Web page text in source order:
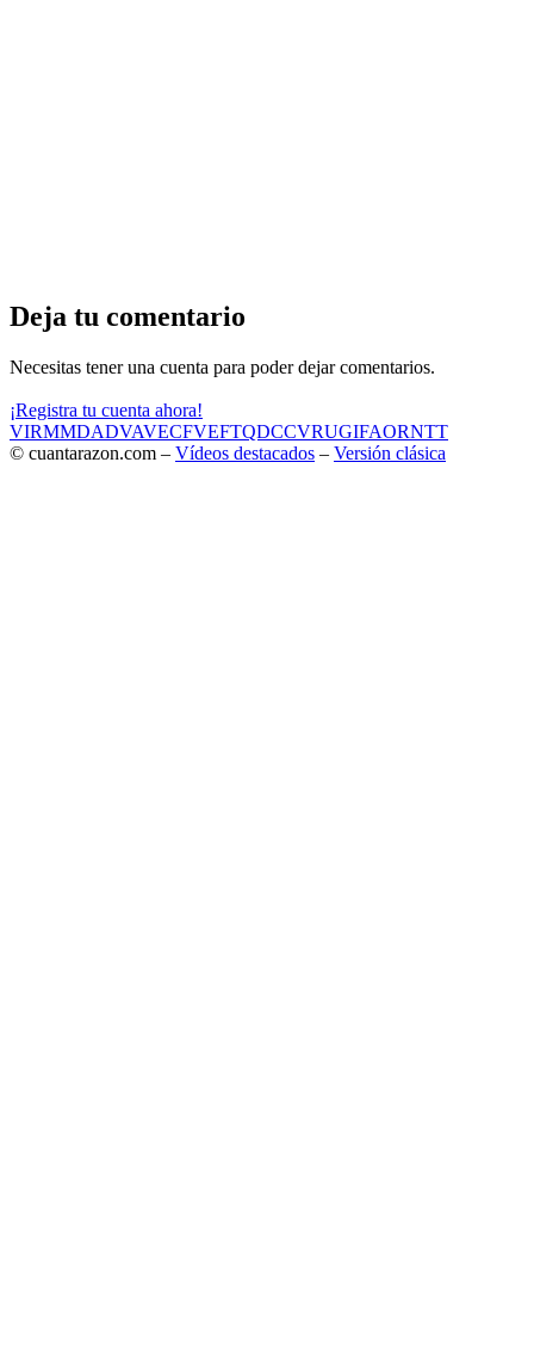
Deja tu comentario
Necesitas tener una cuenta para poder dejar comentarios.
¡Registra tu cuenta ahora!
VIRMMDADVAVECFVEFTQDCCVRUGIFAORNTT
© cuantarazon.com – Vídeos destacados – Versión clásica